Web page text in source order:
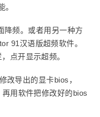
。
降频。或者用另一种方
91汉语版超频软件。
点开显示超频。
改导出的显卡bios，
用软件把修改好的bios